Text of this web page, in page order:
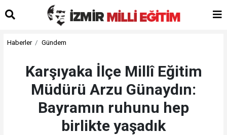
Haberler Gündem
Karşıyaka İlçe Millî Eğitim
Müdürü Arzu Günaydın:
Bayramın ruhunu hep
birlikte yaşadık